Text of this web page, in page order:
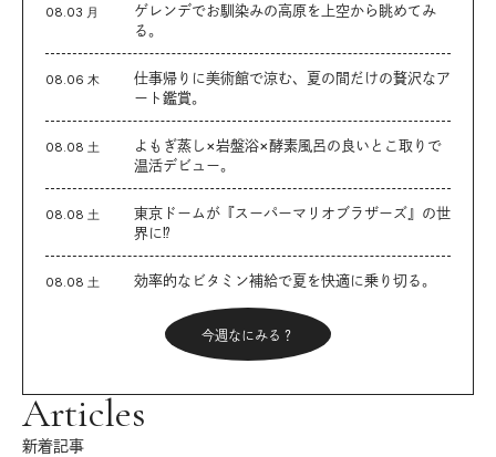
08.03 月
ゲレンデでお馴染みの高原を上空から眺めてみ
る。
08.06 木
仕事帰りに美術館で涼む、夏の間だけの贅沢なア
ート鑑賞。
08.08 土
よもぎ蒸し×岩盤浴×酵素風呂の良いとこ取りで
温活デビュー。
08.08 土
東京ドームが『スーパーマリオブラザーズ』の世
界に⁉︎
08.08 土 効率的なビタミン補給で夏を快適に乗り切る。
今週なにみる？
Articles
新着記事